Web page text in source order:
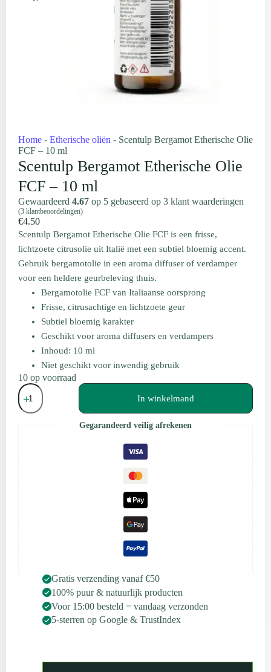
Home - Etherische oliën - Scentulp Bergamot Etherische Olie
FCF – 10 ml
Scentulp Bergamot Etherische Olie
FCF – 10 ml
Gewaardeerd 4.67 op 5 gebaseerd op 3 klant waarderingen
(3 klantbeoordelingen)
€4.50
Scentulp Bergamot Etherische Olie FCF is een frisse,
lichtzoete citrusolie uit Italië met een subtiel bloemig accent.
Gebruik bergamotolie in een aroma diffuser of verdamper
voor een heldere geurbeleving thuis.
Bergamotolie FCF van Italiaanse oorsprong
Frisse, citrusachtige en lichtzoete geur
Subtiel bloemig karakter
Geschikt voor aroma diffusers en verdampers
Inhoud: 10 ml
Niet geschikt voor inwendig gebruik
10 op voorraad
Scentulp
Bergamot
Etherische
FCF
–
10
ml
aantal
In winkelmand
Gegarandeerd veilig afrekenen
Gratis verzending vanaf €50
100% puur & natuurlijk producten
Voor 15:00 besteld = vandaag verzonden
5-sterren op Google & TrustIndex